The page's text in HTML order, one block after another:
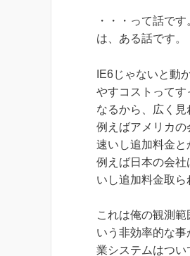
・・・って話で
は、ある話です。
IE6じゃないと動
やすコストって
なるから、広く見
例えばアメリカ
速いし追加料金と
例えば日本の会
いし追加料金取ら
これは俺の観測
いう非効率的な
業システムはつ